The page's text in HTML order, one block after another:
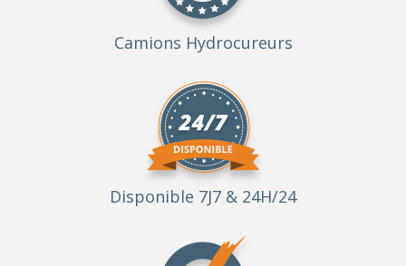
Camions Hydrocureurs
Disponible 7J7 & 24H/24